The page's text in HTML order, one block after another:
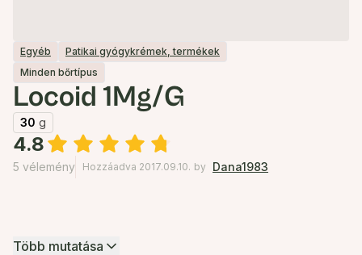
Egyéb
Patikai gyógykrémek, termékek
Minden bőrtípus
Locoid 1Mg/G
30 g
4.8
5 vélemény Hozzáadva 2017.09.10. by Dana1983
Több mutatása